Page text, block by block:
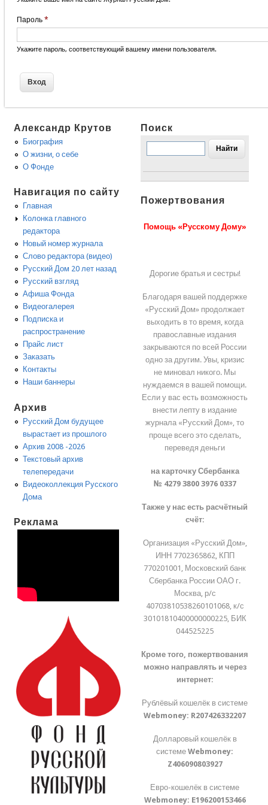
Пароль *
Укажите пароль, соответствующий вашему имени пользователя.
Александр Крутов
Биография
О жизни, о себе
О Фонде
Навигация по сайту
Главная
Колонка главного
редактора
Новый номер журнала
Слово редактора (видео)
Русский Дом 20 лет назад
Русский взгляд
Афиша Фонда
Видеогалерея
Подписка и
распространение
Прайс лист
Заказать
Контакты
Наши баннеры
Архив
Русский Дом будущее
вырастает из прошлого
Архив 2008 -2026
Текстовый архив
телепередачи
Видеоколлекция Русского
Дома
Реклама
Поиск
Пожертвования
Помощь «Русскому Дому»
Дорогие братья и сестры!
Благодаря вашей поддержке
«Русский Дом» продолжает
выходить в то время, когда
православные издания
закрываются по всей России
одно за другим. Увы, кризис
не миновал никого. Мы
нуждаемся в вашей помощи.
Если у вас есть возможность
внести лепту в издание
журнала «Русский Дом», то
проще всего это сделать,
переведя деньги
на карточку Сбербанка
№ 4279 3800 3976 0337
Также у нас есть расчётный
счёт:
Организация «Русский Дом»,
ИНН 7702365862, КПП
770201001, Московский банк
Сбербанка России ОАО г.
Москва, р/с
40703810538260101068, к/с
30101810400000000225, БИК
044525225
Кроме того, пожертвования
можно направлять и через
интернет:
Рублёвый кошелёк в системе
Webmoney: R207426332207
Долларовый кошелёк в
системеWebmoney:
Z406090803927
Евро-кошелёк в системе
Webmoney: E196200153466